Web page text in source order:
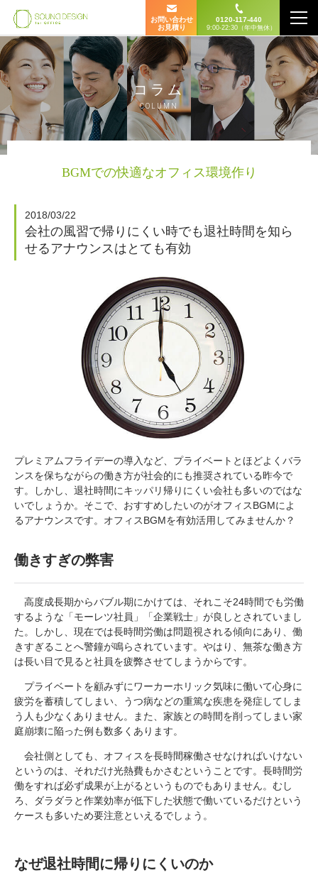
お問い合わせ
お見積り
0120-117-440
9:00-22:30（年中無休）
コラム
COLUMN
BGMでの快適なオフィス環境作り
2018/03/22
会社の風習で帰りにくい時でも退社時間を知ら
せるアナウンスはとても有効
プレミアムフライデーの導入など、プライベートとほどよくバラ
ンスを保ちながらの働き方が社会的にも推奨されている昨今で
す。しかし、退社時間にキッパリ帰りにくい会社も多いのではな
いでしょうか。そこで、おすすめしたいのがオフィスBGMによ
るアナウンスです。オフィスBGMを有効活用してみませんか？
働きすぎの弊害
高度成長期からバブル期にかけては、それこそ24時間でも労働
するような「モーレツ社員」「企業戦士」が良しとされていまし
た。しかし、現在では長時間労働は問題視される傾向にあり、働
きすぎることへ警鐘が鳴らされています。やはり、無茶な働き方
は長い目で見ると社員を疲弊させてしまうからです。
プライベートを顧みずにワーカーホリック気味に働いて心身に
疲労を蓄積してしまい、うつ病などの重篤な疾患を発症してしま
う人も少なくありません。また、家族との時間を削ってしまい家
庭崩壊に陥った例も数多くあります。
会社側としても、オフィスを長時間稼働させなければいけない
というのは、それだけ光熱費もかさむということです。長時間労
働をすれば必ず成果が上がるというものでもありません。むし
ろ、ダラダラと作業効率が低下した状態で働いているだけという
ケースも多いため要注意といえるでしょう。
なぜ退社時間に帰りにくいのか